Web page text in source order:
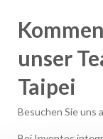
unser
Taipei
Besuchen Sie uns